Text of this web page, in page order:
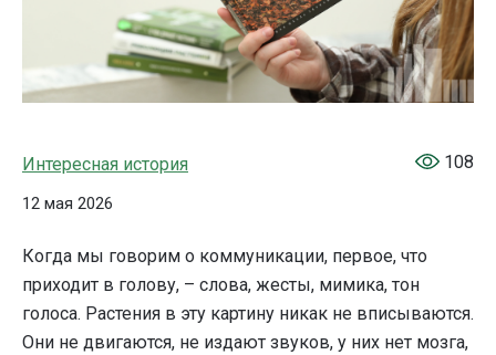
Интересная история
12 мая 2026
108
Когда мы говорим о коммуникации, первое, что
приходит в голову, – слова, жесты, мимика, тон
голоса. Растения в эту картину никак не вписываются.
Они не двигаются, не издают звуков, у них нет мозга,